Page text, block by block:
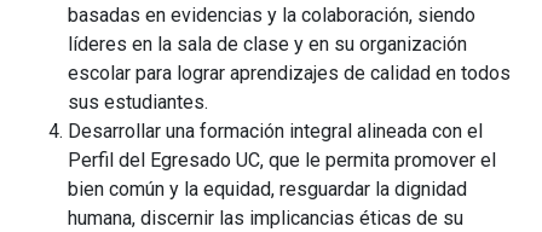
basadas en evidencias y la colaboración, siendo
líderes en la sala de clase y en su organización
escolar para lograr aprendizajes de calidad en todos
sus estudiantes.
Desarrollar una formación integral alineada con el
Perfil del Egresado UC, que le permita promover el
bien común y la equidad, resguardar la dignidad
humana, discernir las implicancias éticas de su